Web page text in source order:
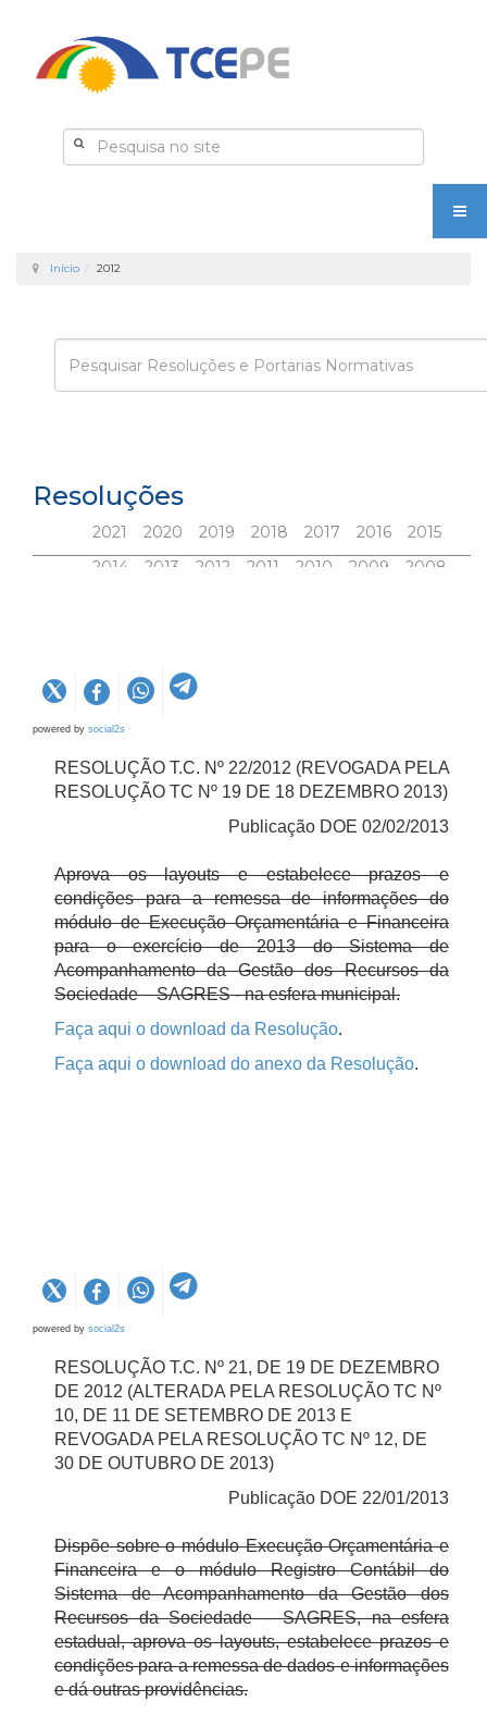
Início 2012
Resoluções
2021 2020 2019 2018 2017 2016
2015
2014
2013 2012 2011 2010 2009
2008
powered by social2s
RESOLUÇÃO T.C. Nº 22/2012 (REVOGADA PELA
RESOLUÇÃO TC Nº 19 DE 18 DEZEMBRO 2013)
Publicação DOE 02/02/2013
Aprova os layouts e estabelece prazos e
condições para a remessa de informações do
módulo de Execução Orçamentária e Financeira
para o exercício de 2013 do Sistema de
Acompanhamento da Gestão dos Recursos da
Sociedade – SAGRES - na esfera municipal.
Faça aqui o download da Resolução.
Faça aqui o download do anexo da Resolução.
powered by social2s
RESOLUÇÃO T.C. Nº 21, DE 19 DE DEZEMBRO
DE 2012 (ALTERADA PELA RESOLUÇÃO TC Nº
10, DE 11 DE SETEMBRO DE 2013 E
REVOGADA PELA RESOLUÇÃO TC Nº 12, DE
30 DE OUTUBRO DE 2013)
Publicação DOE 22/01/2013
Dispõe sobre o módulo Execução Orçamentária e
Financeira e o módulo Registro Contábil do
Sistema de Acompanhamento da Gestão dos
Recursos da Sociedade – SAGRES, na esfera
estadual, aprova os layouts, estabelece prazos e
condições para a remessa de dados e informações
e dá outras providências.